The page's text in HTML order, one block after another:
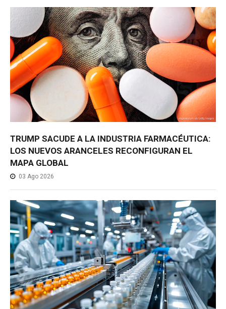
TRUMP SACUDE A LA INDUSTRIA FARMACÉUTICA:
LOS NUEVOS ARANCELES RECONFIGURAN EL
MAPA GLOBAL
03 Ago 2026